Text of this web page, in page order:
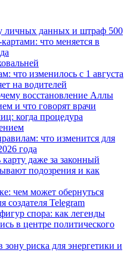
личных данных и штраф 500
что меняется в
изменилось с 1 августа
на водителей
восстановление Аллы
и что говорят врачи
когда процедура
что изменится для
года
даже за законный
подозрения и как
чем может обернуться
Telegram
спора: как легенды
в центре политического
риска для энергетики и